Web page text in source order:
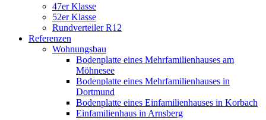
47er Klasse
52er Klasse
Rundverteiler R12
Referenzen
Wohnungsbau
Bodenplatte eines Mehrfamilienhauses am
Möhnesee
Bodenplatte eines Mehrfamilienhauses in
Dortmund
Bodenplatte eines Einfamilienhauses in Korbach
Einfamilienhaus in Arnsberg